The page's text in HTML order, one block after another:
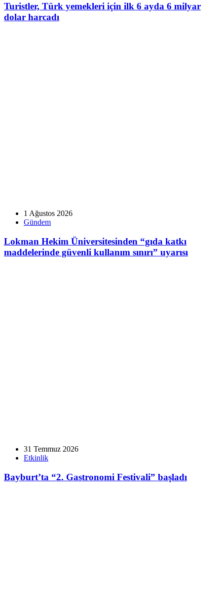
Turistler, Türk yemekleri için ilk 6 ayda 6 milyar
dolar harcadı
1 Ağustos 2026
Gündem
Lokman Hekim Üniversitesinden “gıda katkı
maddelerinde güvenli kullanım sınırı” uyarısı
31 Temmuz 2026
Etkinlik
Bayburt’ta “2. Gastronomi Festivali” başladı